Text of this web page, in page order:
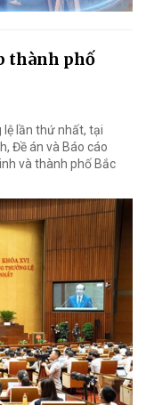
thành phố
lần thứ nhất, tại
Đề án và Báo cáo
và thành phố Bắc